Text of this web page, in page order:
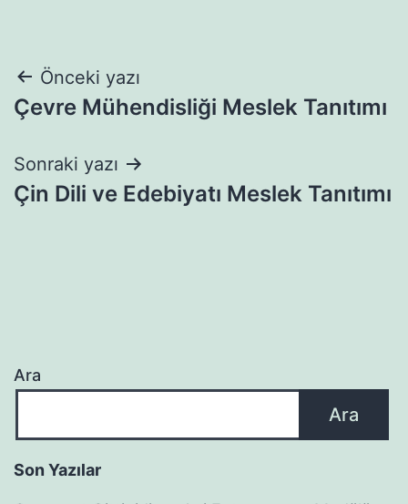
Yazı
gezinmesi
Önceki yazı
Çevre Mühendisliği Meslek Tanıtımı
Sonraki yazı
Çin Dili ve Edebiyatı Meslek Tanıtımı
Ara
Ara
Son Yazılar